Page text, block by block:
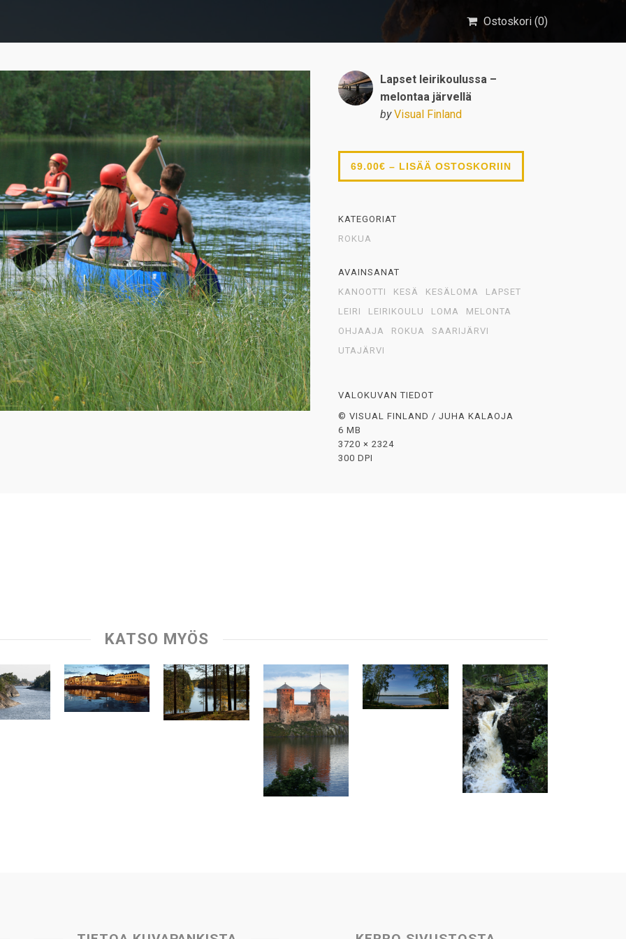
Ostoskori (0)
Lapset leirikoulussa –
melontaa järvellä
by Visual Finland
69.00€ – LISÄÄ OSTOSKORIIN
KATEGORIAT
ROKUA
AVAINSANAT
KANOOTTI
KESÄ KESÄLOMA
LAPSET
LEIRI
LEIRIKOULU LOMA
MELONTA
OHJAAJA
ROKUA
SAARIJÄRVI
UTAJÄRVI
VALOKUVAN TIEDOT
© VISUAL FINLAND / JUHA KALAOJA
6 MB
3720 × 2324
300 DPI
KATSO MYÖS